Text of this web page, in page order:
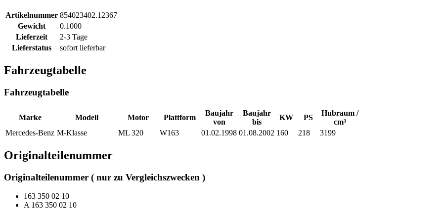
Artikelnummer 854023402.12367
Gewicht
0.1000
Lieferzeit
2-3 Tage
Lieferstatus
sofort lieferbar
Fahrzeugtabelle
Fahrzeugtabelle
Marke Modell Motor Plattform
Baujahr
von
Baujahr
bis
KW PS
Hubraum /
cm³
Mercedes-Benz M-Klasse ML 320 W163 01.02.1998 01.08.2002 160 218 3199
Originalteilenummer
Originalteilenummer ( nur zu Vergleichszwecken )
163 350 02 10
A 163 350 02 10